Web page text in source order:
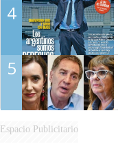
4
5
Espacio Publicitario